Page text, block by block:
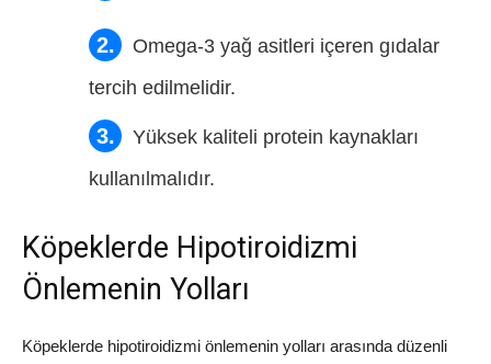
Omega-3 yağ asitleri içeren gıdalar
tercih edilmelidir.
Yüksek kaliteli protein kaynakları
kullanılmalıdır.
Köpeklerde Hipotiroidizmi
Önlemenin Yolları
Köpeklerde hipotiroidizmi önlemenin yolları arasında düzenli